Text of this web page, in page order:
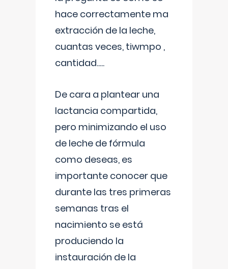
hace correctamente ma
extracción de la leche,
cuantas veces, tiwmpo ,
cantidad.....
De cara a plantear una
lactancia compartida,
pero minimizando el uso
de leche de fórmula
como deseas, es
importante conocer que
durante las tres primeras
semanas tras el
nacimiento se está
produciendo la
instauración de la